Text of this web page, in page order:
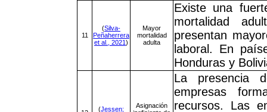
11
(Silva-
Peñaherrera
et al., 2021)
Mayor
mortalidad
adulta
Existe una
mortalidad
presentan
laboral. En
Honduras y
(Jessen;
Asignación
La presencia
empresas
recursos. Las